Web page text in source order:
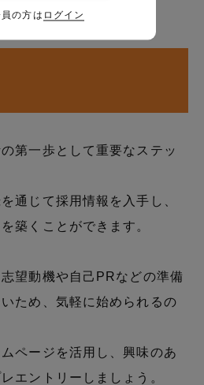
好印象を持ちます。
第一歩として重要なステッ
通じて採用情報を入手し、
築くことができます。
望動機や自己PRなどの準備
ため、気軽に始められるの
ページを活用し、興味のあ
エントリーしましょう。
の方は ログイン